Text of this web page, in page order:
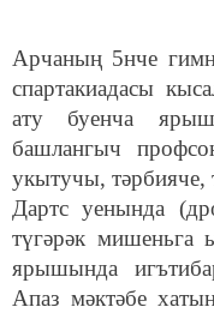
Арчаның 5нче
спартакиадасы
ату буенча
башлангыч
укытучы, тәрбияче,
Дартс уенында
түгәрәк мишеньга
ярышында
Апаз мәктәбе